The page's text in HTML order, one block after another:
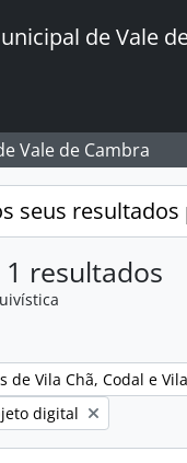
de Vale
Vale de Cambra
seus resultados
resultados
filtro:digital